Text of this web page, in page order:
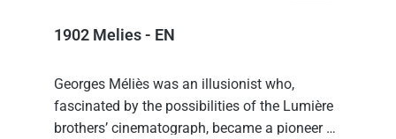
1902 Melies - EN
Georges Méliès was an illusionist who,
fascinated by the possibilities of the Lumière
brothers’ cinematograph, became a pioneer of